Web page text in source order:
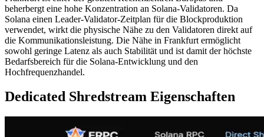
beherbergt eine hohe Konzentration an Solana-Validatoren. Da
Solana einen Leader-Validator-Zeitplan für die Blockproduktion
verwendet, wirkt die physische Nähe zu den Validatoren direkt auf
die Kommunikationsleistung. Die Nähe in Frankfurt ermöglicht
sowohl geringe Latenz als auch Stabilität und ist damit der höchste
Bedarfsbereich für die Solana-Entwicklung und den
Hochfrequenzhandel.
Dedicated Shredstream Eigenschaften